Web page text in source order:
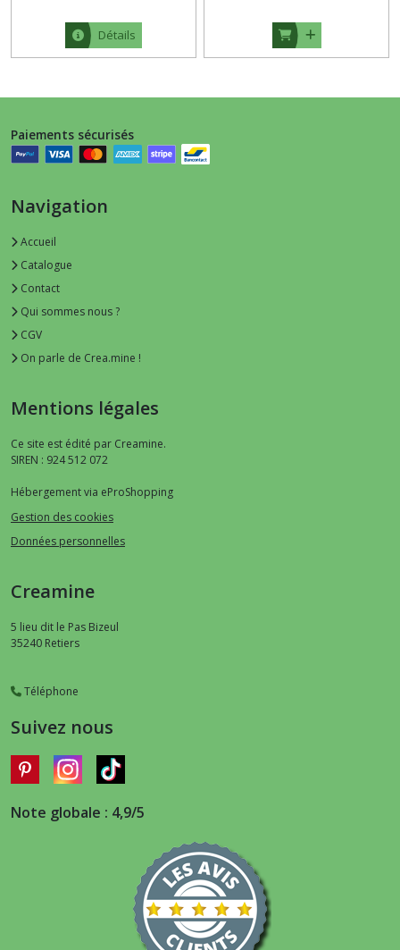
Détails
Paiements sécurisés
Navigation
Accueil
Catalogue
Contact
Qui sommes nous ?
CGV
On parle de Crea.mine !
Mentions légales
Ce site est édité par Creamine.
SIREN : 924 512 072
Hébergement via eProShopping
Gestion des cookies
Données personnelles
Creamine
5 lieu dit le Pas Bizeul
35240 Retiers
Téléphone
Suivez nous
Note globale : 4,9/5